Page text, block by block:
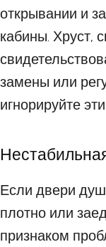
открывании и
кабины. Хруст,
замены или
игнорируйте
Если двери
плотно или
признаком